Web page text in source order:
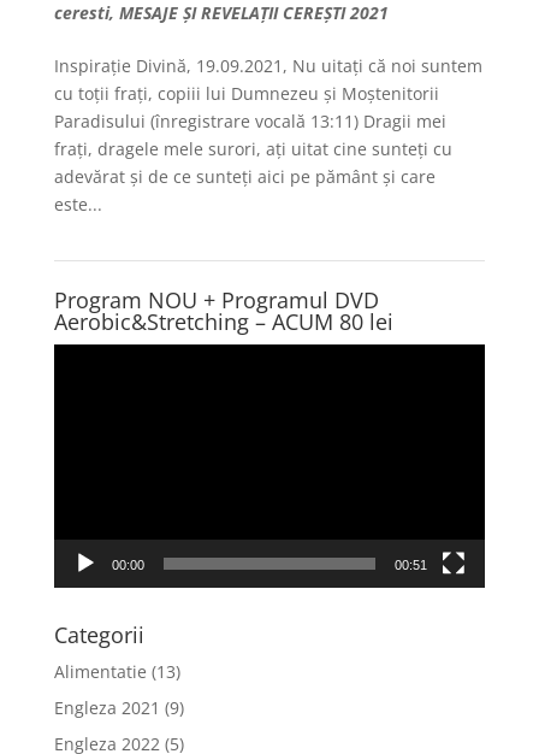
ceresti, MESAJE ȘI REVELAȚII CEREȘTI 2021
Inspirație Divină, 19.09.2021, Nu uitați că noi suntem
cu toții frați, copiii lui Dumnezeu și Moștenitorii
Paradisului (înregistrare vocală 13:11) Dragii mei
frați, dragele mele surori, ați uitat cine sunteți cu
adevărat și de ce sunteți aici pe pământ și care
este...
Program NOU + Programul DVD
Aerobic&Stretching – ACUM 80 lei
00:00 00:51
Categorii
Alimentatie (13)
Engleza 2021 (9)
Engleza 2022 (5)